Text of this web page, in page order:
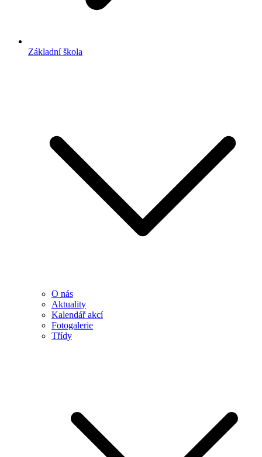
Základní škola
O nás
Aktuality
Kalendář akcí
Fotogalerie
Třídy